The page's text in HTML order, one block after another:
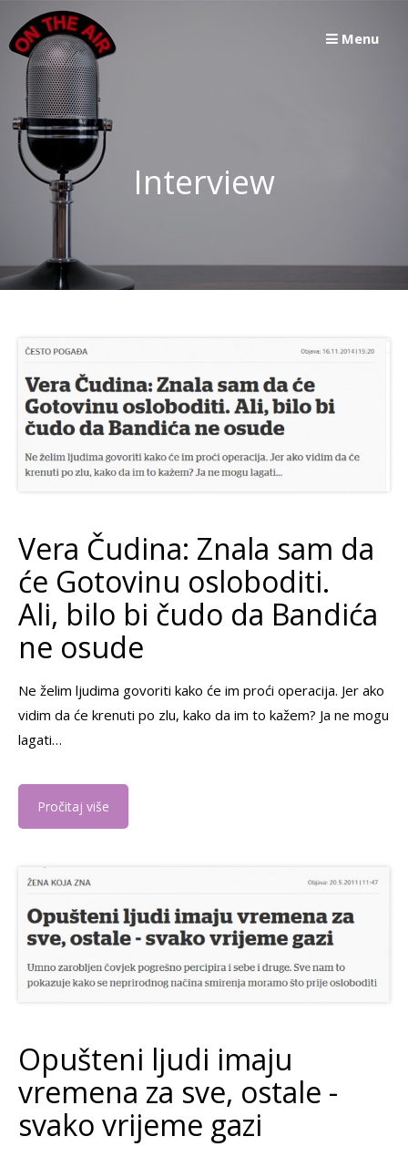
to
content
Menu
Interview
Vera Čudina: Znala sam da
će Gotovinu osloboditi.
Ali, bilo bi čudo da Bandića
ne osude
Ne želim ljudima govoriti kako će im proći operacija. Jer ako
vidim da će krenuti po zlu, kako da im to kažem? Ja ne mogu
lagati…
Pročitaj više
Opušteni ljudi imaju
vremena za sve, ostale -
svako vrijeme gazi